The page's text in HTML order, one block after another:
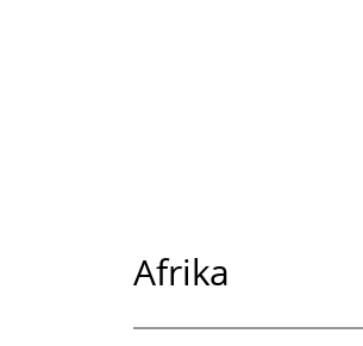
Afrika